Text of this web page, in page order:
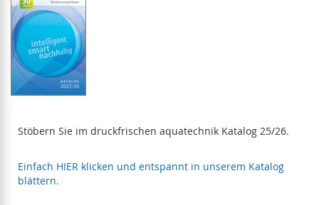
Stöbern Sie im druckfrischen aquatechnik Katalog 25/26.
Einfach HIER klicken und entspannt in unserem Katalog
blättern.